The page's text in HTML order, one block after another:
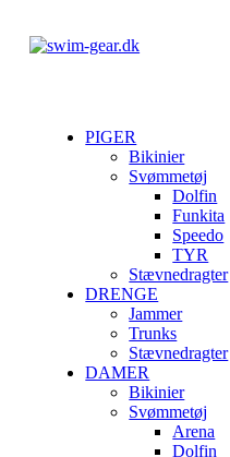
PIGER
Bikinier
Svømmetøj
Dolfin
Funkita
Speedo
TYR
Stævnedragter
DRENGE
Jammer
Trunks
Stævnedragter
DAMER
Bikinier
Svømmetøj
Arena
Dolfin